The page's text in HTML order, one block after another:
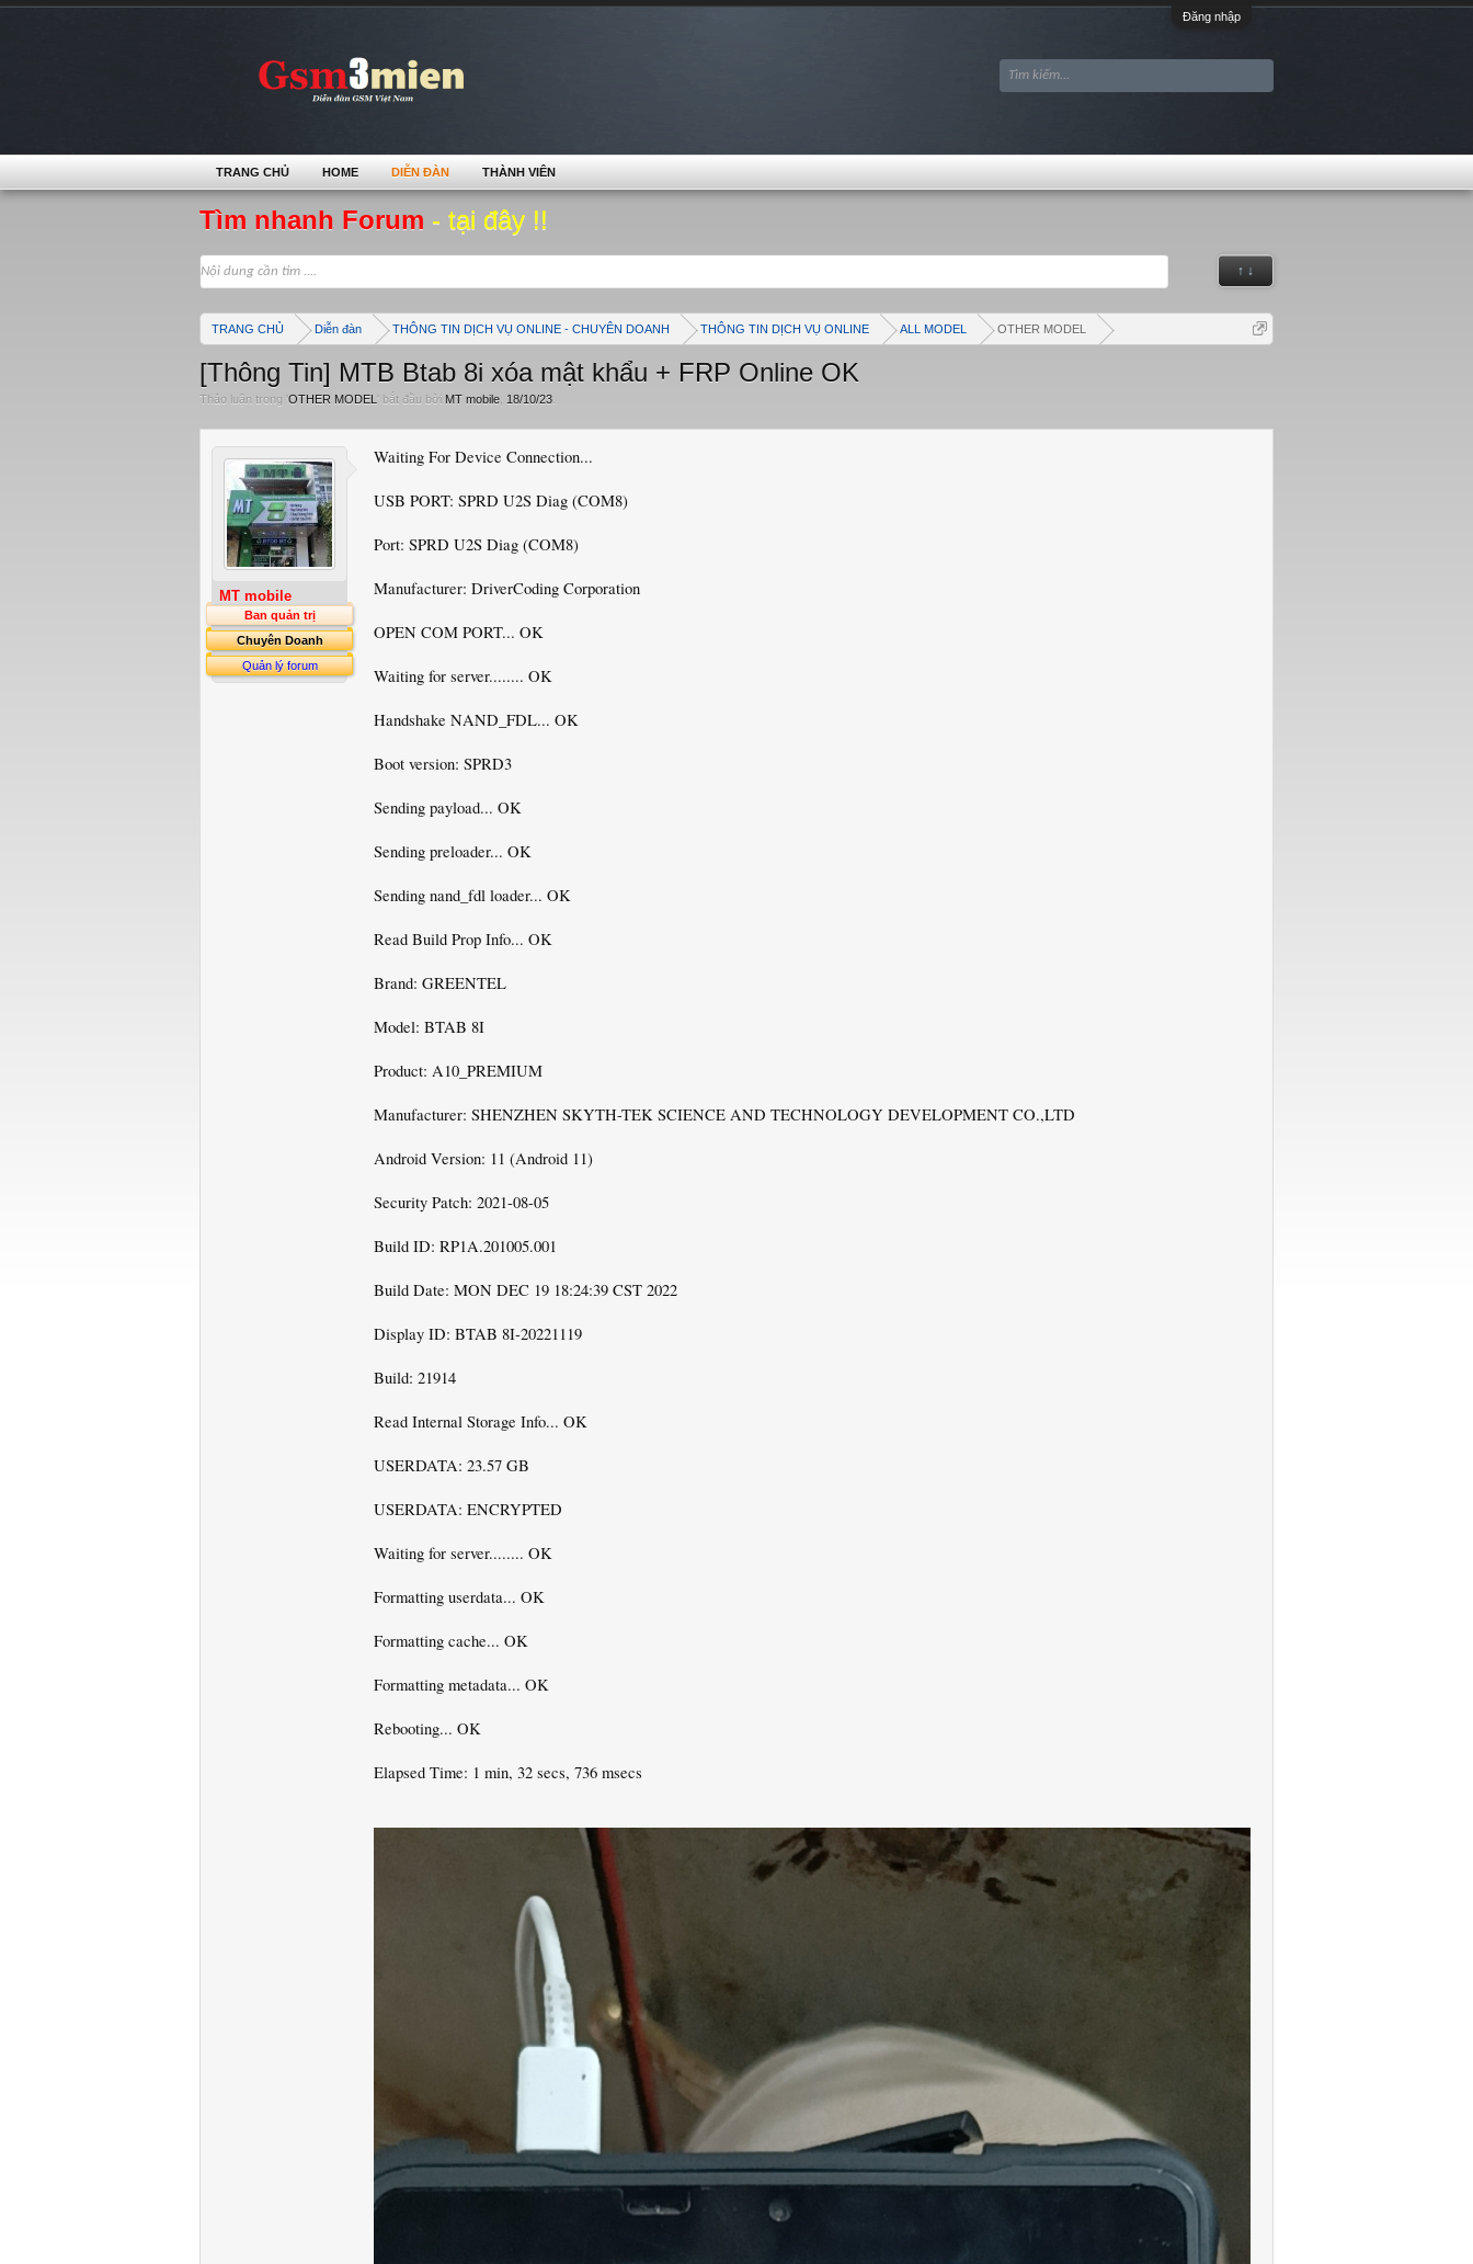
Đăng nhập
Tìm nhanh Forum - tại đây !!
↑ ↓
TRANG CHỦ Diễn đàn THÔNG TIN DỊCH VỤ ONLINE - CHUYÊN DOANH THÔNG TIN DỊCH VỤ ONLINE ALL MODEL OTHER MODEL
[Thông Tin] MTB Btab 8i xóa mật khẩu + FRP Online OK
Thảo luận trong 'OTHER MODEL ' bắt đầu bởi MT mobile 18/10/23
MT mobile
Ban quản trị
Chuyên Doanh
Quản lý forum
Waiting For Device Connection...
USB PORT: SPRD U2S Diag (COM8)
Port: SPRD U2S Diag (COM8)
Manufacturer: DriverCoding Corporation
OPEN COM PORT... OK
Waiting for server........ OK
Handshake NAND_FDL... OK
Boot version: SPRD3
Sending payload... OK
Sending preloader... OK
Sending nand_fdl loader... OK
Read Build Prop Info... OK
Brand: GREENTEL
Model: BTAB 8I
Product: A10_PREMIUM
Manufacturer: SHENZHEN SKYTH-TEK SCIENCE AND TECHNOLOGY DEVELOPMENT CO.,LTD
Android Version: 11 (Android 11)
Security Patch: 2021-08-05
Build ID: RP1A.201005.001
Build Date: MON DEC 19 18:24:39 CST 2022
Display ID: BTAB 8I-20221119
Build: 21914
Read Internal Storage Info... OK
USERDATA: 23.57 GB
USERDATA: ENCRYPTED
Waiting for server........ OK
Formatting userdata... OK
Formatting cache... OK
Formatting metadata... OK
Rebooting... OK
Elapsed Time: 1 min, 32 secs, 736 msecs
TRANG CHỦ HOME DIỄN ĐÀN THÀNH VIÊN